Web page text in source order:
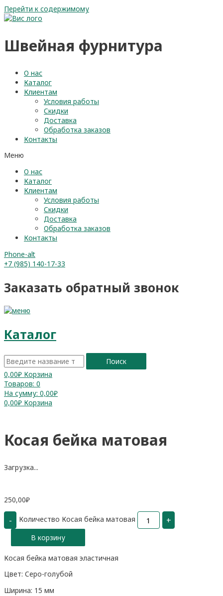
Перейти к содержимому
Швейная фурнитура
О нас
Каталог
Клиентам
Условия работы
Скидки
Доставка
Обработка заказов
Контакты
Меню
О нас
Каталог
Клиентам
Условия работы
Скидки
Доставка
Обработка заказов
Контакты
Phone-alt
+7 (985) 140-17-33
Заказать обратный звонок
Каталог
Поиск
0,00₽ Корзина
Товаров: 0
На сумму: 0,00₽
0,00₽ Корзина
Косая бейка матовая
Загрузка...
250,00₽
- Количество Косая бейка матовая +
В корзину
Косая бейка матовая эластичная
Цвет: Серо-голубой
Ширина: 15 мм